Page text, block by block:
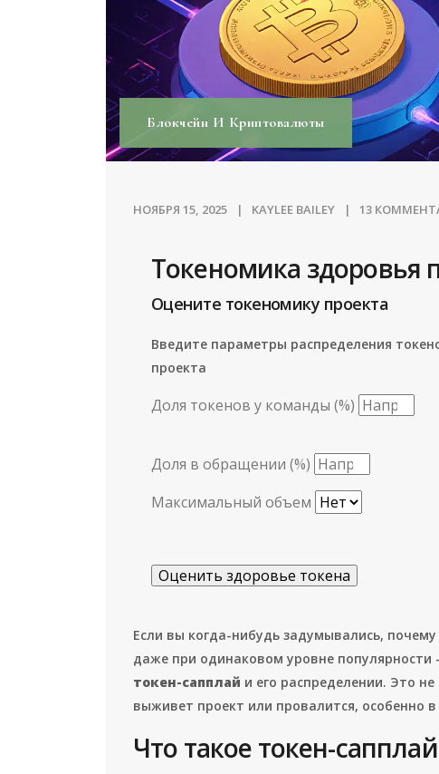
Блокчейн И Криптовалюты
НОЯБРЯ 15, 2025 KAYLEE BAILEY 13
Токеномика здоровья
Оцените токеномику проекта
Введите параметры распределения
проекта
Доля токенов у команды (%)
Доля в обращении (%)
Максимальный объем
Оценить здоровье токена
Если вы когда-нибудь задумывались,
даже при одинаковом уровне популярности
токен-сапплай и его распределении. Это
выживет проект или провалится, особенно
Что такое токен-